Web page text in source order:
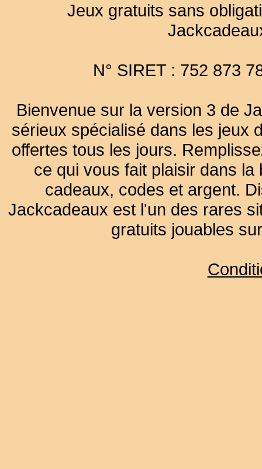
Jeux gratuits sans
N° SIRET : 752 873
Bienvenue sur la version 3 de
sérieux spécialisé dans les jeux
offertes tous les jours.
ce qui vous fait plaisir dans
cadeaux, codes et argent.
Jackcadeaux est l'un des rares
gratuits jouables